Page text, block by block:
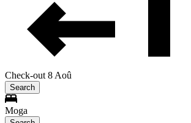
Check-out 8 Aoû
Search
Moga